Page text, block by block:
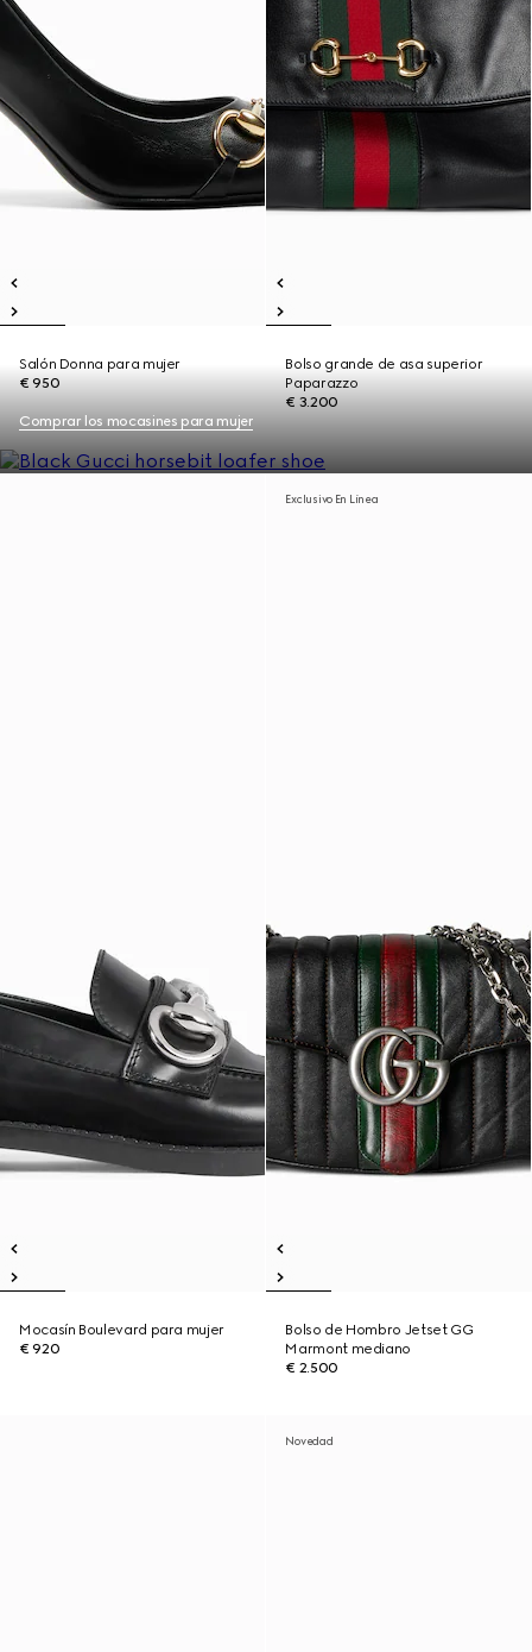
Salón Donna para mujer
€ 950
Bolso grande de asa superior
Paparazzo
€ 3.200
Comprar los mocasines para mujer
Mocasín Boulevard para mujer
€ 920
Exclusivo En Línea
Bolso de Hombro Jetset GG
Marmont mediano
€ 2.500
Novedad